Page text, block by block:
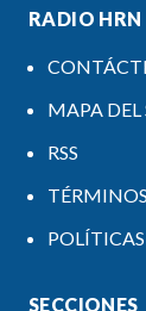
RADIO HRN
MAPA
RSS
SECCIONES